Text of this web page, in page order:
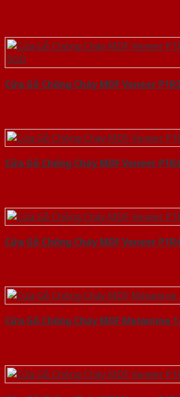
Cửa Gỗ Chống Cháy MDF Veneer
Cửa Gỗ Chống Cháy MDF Veneer
Cửa Gỗ Chống Cháy MDF Veneer
Cửa Gỗ Chống Cháy MDF Melamine